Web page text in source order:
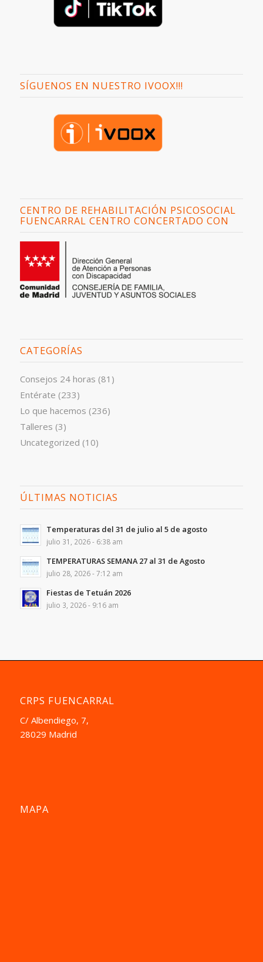
SÍGUENOS EN NUESTRO IVOOX!!!
CENTRO DE REHABILITACIÓN PSICOSOCIAL
FUENCARRAL CENTRO CONCERTADO CON
CATEGORÍAS
Consejos 24 horas (81)
Entérate (233)
Lo que hacemos (236)
Talleres (3)
Uncategorized (10)
ÚLTIMAS NOTICIAS
Temperaturas del 31 de julio al 5 de agosto
julio 31, 2026 - 6:38 am
TEMPERATURAS SEMANA 27 al 31 de Agosto
julio 28, 2026 - 7:12 am
Fiestas de Tetuán 2026
julio 3, 2026 - 9:16 am
CRPS FUENCARRAL
C/ Albendiego, 7,
28029 Madrid
MAPA